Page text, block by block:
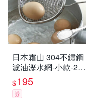
日本霜山 304不鏽鋼
濾油瀝水網-小款-2款
可選
$195
券